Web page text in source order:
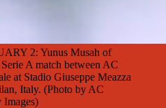
2: Yunus Musah of
A match between AC
at Stadio Giuseppe Meazza
Italy. (Photo by AC